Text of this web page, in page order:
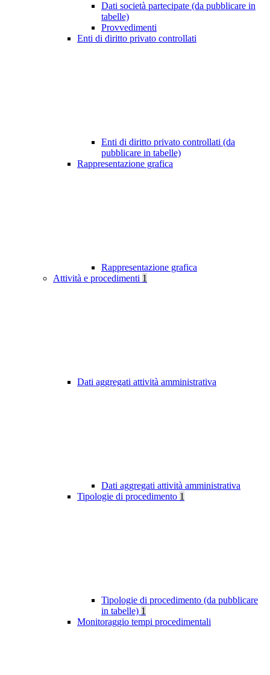
Dati società partecipate (da pubblicare in
tabelle)
Provvedimenti
Enti di diritto privato controllati
Enti di diritto privato controllati (da
pubblicare in tabelle)
Rappresentazione grafica
Rappresentazione grafica
Attività e procedimenti 1
Dati aggregati attività amministrativa
Dati aggregati attività amministrativa
Tipologie di procedimento 1
Tipologie di procedimento (da pubblicare
in tabelle) 1
Monitoraggio tempi procedimentali